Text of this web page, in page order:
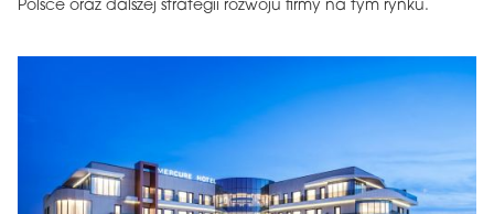
Polsce oraz dalszej strategii rozwoju firmy na tym rynku.